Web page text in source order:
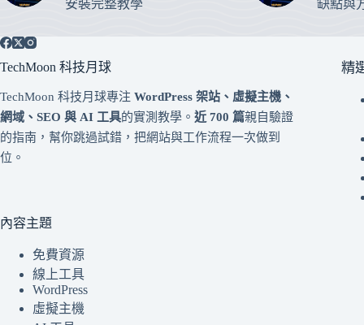
安裝完整教學
缺點與
TechMoon 科技月球
TechMoon 科技月球專注 WordPress 架站、虛擬主機、
網域、SEO 與 AI 工具的實測教學。 近 700 篇親自驗證
的指南，幫你跳過試錯，把網站與工作流程一次做到
位。
內容主題
免費資源
線上工具
WordPress
虛擬主機
精